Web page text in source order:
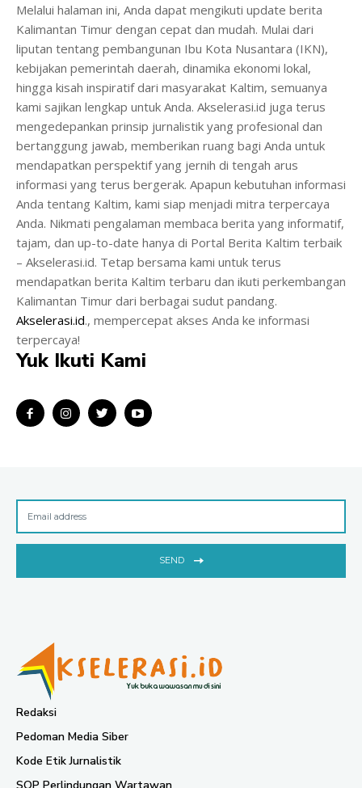
Melalui halaman ini, Anda dapat mengikuti update berita
Kalimantan Timur dengan cepat dan mudah. Mulai dari
liputan tentang pembangunan Ibu Kota Nusantara (IKN),
kebijakan pemerintah daerah, dinamika ekonomi lokal,
hingga kisah inspiratif dari masyarakat Kaltim, semuanya
kami sajikan lengkap untuk Anda. Akselerasi.id juga terus
mengedepankan prinsip jurnalistik yang profesional dan
bertanggung jawab, memberikan ruang bagi Anda untuk
mendapatkan perspektif yang jernih di tengah arus
informasi yang terus bergerak. Apapun kebutuhan informasi
Anda tentang Kaltim, kami siap menjadi mitra terpercaya
Anda. Nikmati pengalaman membaca berita yang informatif,
tajam, dan up-to-date hanya di Portal Berita Kaltim terbaik
– Akselerasi.id. Tetap bersama kami untuk terus
mendapatkan berita Kaltim terbaru dan ikuti perkembangan
Kalimantan Timur dari berbagai sudut pandang.
Akselerasi.id., mempercepat akses Anda ke informasi
terpercaya!
Yuk Ikuti Kami
SEND
Redaksi
Pedoman Media Siber
Kode Etik Jurnalistik